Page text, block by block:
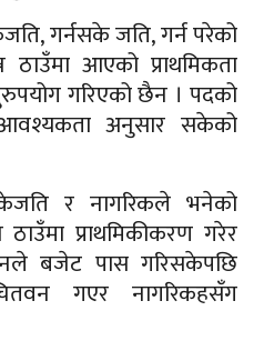
गर्नसके जति, गर्न परेको
आएको प्राथमिकता
गरिएको छैन । पदको
अनुसार सकेको
र नागरिकले भनेको
प्राथमिकीकरण गरेर
बजेट पास गरिसकेपछि
गएर नागरिकहसँग